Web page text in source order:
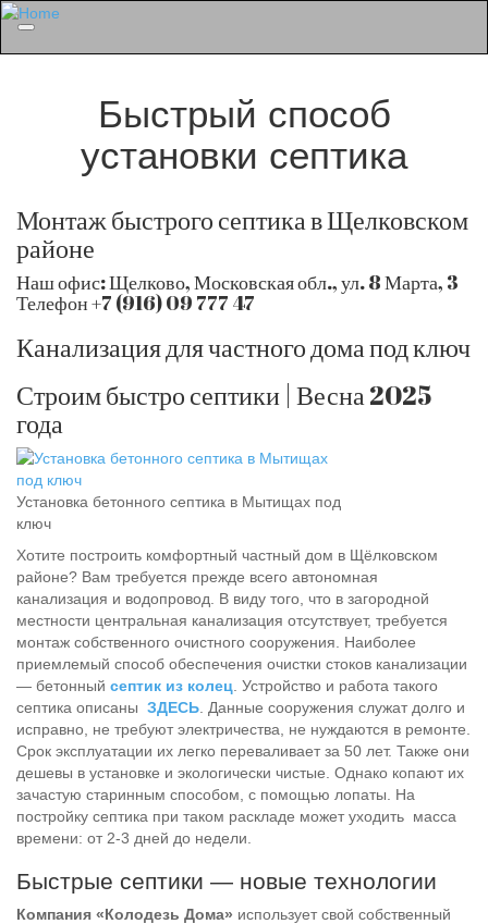
Быстрый способ
установки септика
Монтаж быстрого септика в Щелковском
районе
Наш офис: Щелково, Московская обл., ул. 8 Марта, 3
Телефон +7 (916) 09 777 47
Канализация для частного дома под ключ
Строим быстро септики | Весна 2025
года
Установка бетонного септика в Мытищах под
ключ
Хотите построить комфортный частный дом в Щёлковском
районе? Вам требуется прежде всего автономная
канализация и водопровод. В виду того, что в загородной
местности центральная канализация отсутствует, требуется
монтаж собственного очистного сооружения. Наиболее
приемлемый способ обеспечения очистки стоков канализации
— бетонный септик из колец . Устройство и работа такого
септика описаны ЗДЕСЬ . Данные сооружения служат долго и
исправно, не требуют электричества, не нуждаются в ремонте.
Срок эксплуатации их легко переваливает за 50 лет. Также они
дешевы в установке и экологически чистые. Однако копают их
зачастую старинным способом, с помощью лопаты. На
постройку септика при таком раскладе может уходить масса
времени: от 2-3 дней до недели.
Быстрые септики — новые технологии
Компания «Колодезь Дома» использует свой собственный